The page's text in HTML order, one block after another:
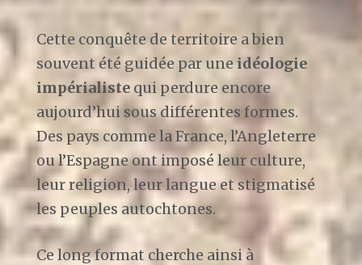
Cette conquête de territoire a bien
souvent été guidée par uneidéologie
impérialiste qui perdure encore
aujourd’hui sous différentes formes.
Des pays comme la France, l’Angleterre
ou l’Espagne ont imposé leur culture,
leur religion, leur langue et stigmatisé
les peuples autochtones.
Ce long format cherche ainsi à